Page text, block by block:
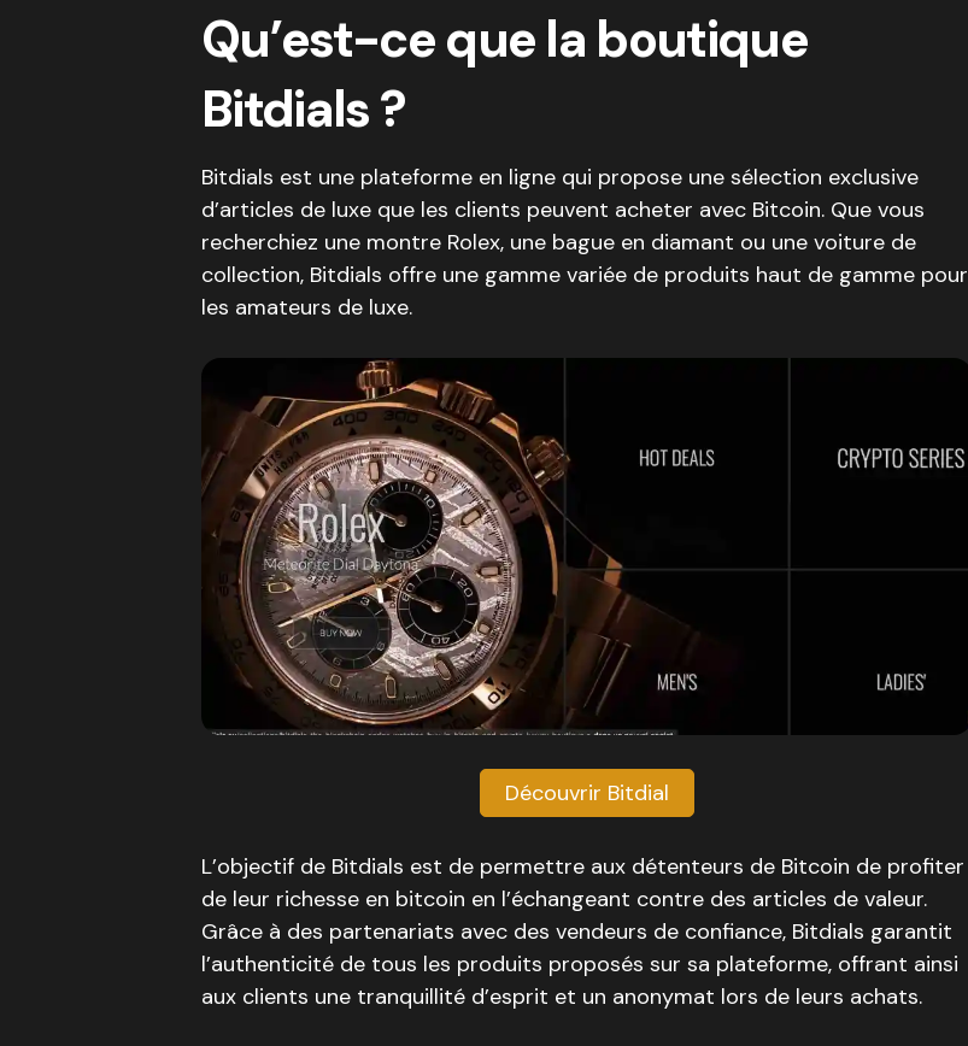
Qu’est-ce que la boutique
Bitdials ?
Bitdials est une plateforme en ligne qui propose une sélection exclusive
d’articles de luxe que les clients peuvent acheter avec Bitcoin. Que vous
recherchiez une montre Rolex, une bague en diamant ou une voiture de
collection, Bitdials offre une gamme variée de produits haut de gamme pour
les amateurs de luxe.
Découvrir Bitdial
L’objectif de Bitdials est de permettre aux détenteurs de Bitcoin de profiter
de leur richesse en bitcoin en l’échangeant contre des articles de valeur.
Grâce à des partenariats avec des vendeurs de confiance, Bitdials garantit
l’authenticité de tous les produits proposés sur sa plateforme, offrant ainsi
aux clients une tranquillité d’esprit et un anonymat lors de leurs achats.